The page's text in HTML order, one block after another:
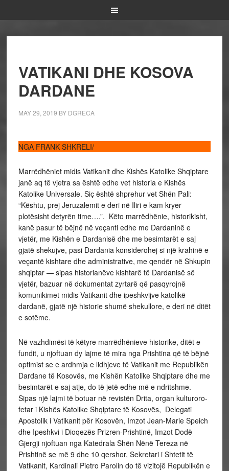
VATIKANI DHE KOSOVA
DARDANE
MAY 29, 2019 BY DGRECA
NGA FRANK SHKRELI/
Marrëdhëniet midis Vatikanit dhe Kishës Katolike Shqiptare
janë aq të vjetra sa është edhe vet historia e Kishës
Katolike Universale. Siç është shprehur vet Shën Pali:
“Kështu, prej Jeruzalemit e deri në Iliri e kam kryer
plotësisht detyrën time….”. Këto marrëdhënie, historikisht,
kanë pasur të bëjnë në veçanti edhe me Dardaninë e
vjetër, me Kishën e Dardanisë dhe me besimtarët e saj
gjatë shekujve, pasi Dardania konsiderohej si një krahinë e
veçantë kishtare dhe administrative, me qendër në Shkupin
shqiptar — sipas historianëve kishtarë të Dardanisë së
vjetër, bazuar në dokumentat zyrtarë që pasqyrojnë
komunikimet midis Vatikanit dhe ipeshkvijve katolikë
dardanë, gjatë një historie shumë shekullore, e deri në ditët
e sotëme.
Në vazhdimësi të këtyre marrëdhënieve historike, ditët e
fundit, u njoftuan dy lajme të mira nga Prishtina që të bëjnë
optimist se e ardhmja e lidhjeve të Vatikanit me Republikën
Dardane të Kosovës, me Kishën Katolike Shqiptare dhe me
besimtarët e saj atje, do të jetë edhe më e ndritshme.
Sipas një lajmi të botuar në revistën Drita, organ kulturoro-
fetar i Kishës Katolike Shqiptare të Kosovës, Delegati
Apostolik i Vatikanit për Kosovën, Imzot Jean-Marie Speich
dhe Ipeshkvi i Dioqezës Prizren-Prishtinë, Imzot Dodë
Gjergji njoftuan nga Katedrala Shën Nënë Tereza në
Prishtinë se më 9 dhe 10 qershor, Sekretari i Shtetit të
Vatikanit, Kardinali Pietro Parolin do të vizitojë Republikën e